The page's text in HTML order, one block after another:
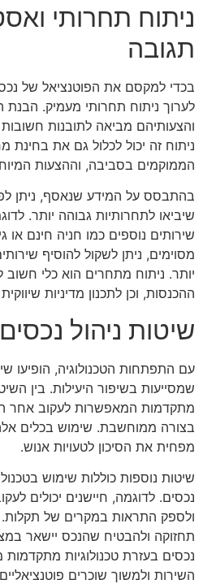
ניתוח תחרותי
תגובה
בכדי למקסם את הפוטנציאל של
לערוך ניתוח תחרותי מעמיק.
והצעותיהם מביאה לתובנות
ניתוח זה יכול לכלול גם את בחינת
הממוקמים בסביבה, וההצעות
בהתבסס על המידע שנאסף, ניתן
שיביאו לתחרותיות גבוהה יותר.
שירותים נוספים כמו חניה חינם
מסוימים, ניתן לשקול להוסיף
יותר. ניתוח מתחרים הוא כלי
ההכנסות, וכן לתכנון מדיניות
שיטות ניהול
עם התפתחות הטכנולוגיה, הופיעו
שמסייעות בשיפור היעילות. בין
מתקדמות המאפשרות לעקוב אחר
בצורה ממוחשבת. שימוש בכלים
מפחית את הסיכון לטעויות אנוש.
נכסים. לדוגמה, חיישנים יכולים
ולספק התראות במקרים של תקלות.
תחזוקה ולהבטיח שהנכס יישאר
נכסים בעזרת טכנולוגיות
השירות ולמשוך שוכרים